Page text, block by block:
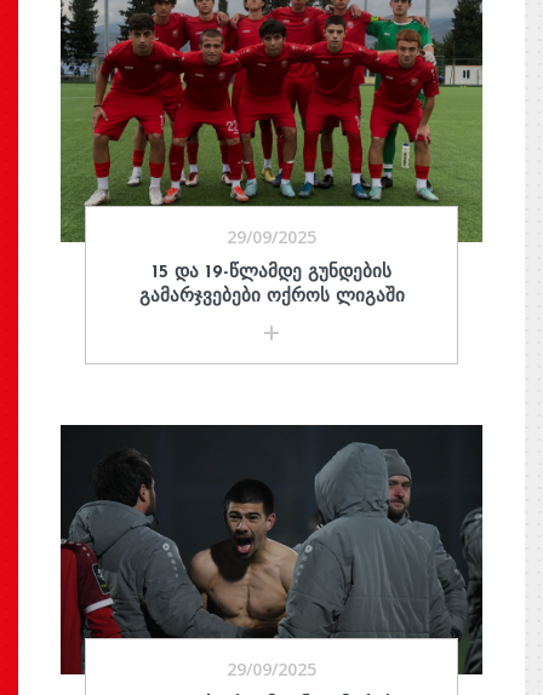
29/09/2025
15 ᲓᲐ 19-ᲬᲚᲐᲛᲓᲔ ᲒᲣᲜᲓᲔᲑᲘᲡ
ᲒᲐᲛᲐᲠᲯᲕᲔᲑᲔᲑᲘ ᲝᲥᲠᲝᲡ ᲚᲘᲒᲐᲨᲘ
29/09/2025